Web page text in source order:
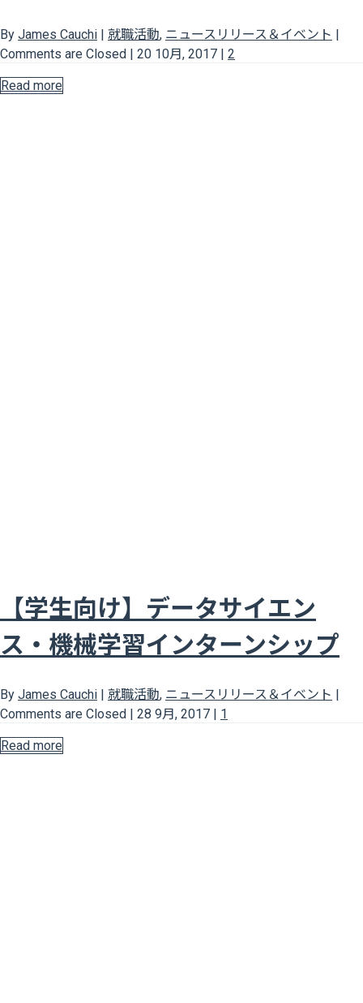
By James Cauchi | 就職活動, ニュースリリース＆イベント |
Comments are Closed | 20 10月, 2017 | 2
Read more
【学生向け】データサイエン
ス・機械学習インターンシップ
By James Cauchi | 就職活動, ニュースリリース＆イベント |
Comments are Closed | 28 9月, 2017 | 1
Read more